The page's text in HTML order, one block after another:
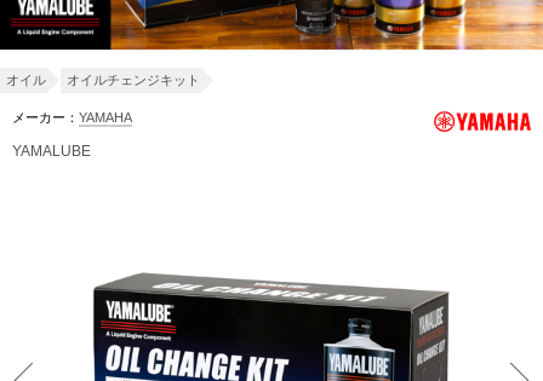
オイル オイルチェンジキット
メーカー： YAMAHA
YAMALUBE